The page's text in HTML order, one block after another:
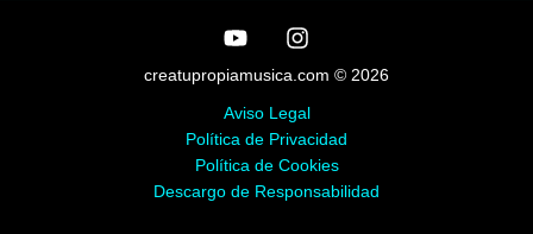
creatupropiamusica.com © 2026
Aviso Legal
Política de Privacidad
Política de Cookies
Descargo de Responsabilidad